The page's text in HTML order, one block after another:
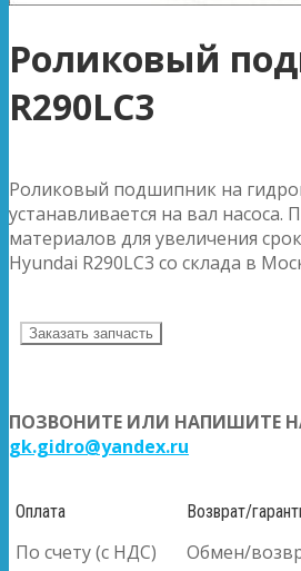
Роликовый
R290LC3
Роликовый подшипник на
устанавливается на вал
материалов для увеличения
Hyundai R290LC3 со склада в
Заказать запчасть
ПОЗВОНИТЕ ИЛИ НАПИШИТЕ
gk.gidro@yandex.ru
Оплата
По счету (с НДС)
Возврат/
Обмен/